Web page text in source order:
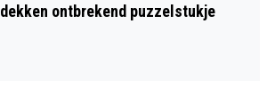
ontbrekend puzzelstukje